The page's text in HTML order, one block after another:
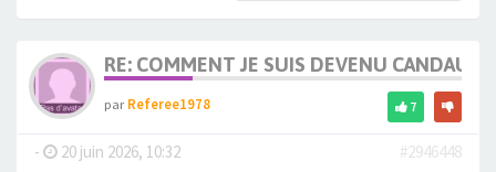
RE: COMMENT JE SUIS DEVENU
parReferee1978 7
- 20 juin 2026, 10:32
#2946448